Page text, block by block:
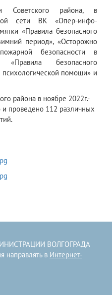
Советского района, в
сети ВК «Опер-инфо-
«Правила безопасного
период», «Осторожно
безопасности в
«Правила безопасного
психологической помощи» и
района в ноябре 2022г.-
и проведено 112 различных
ВОЛГОГРАДА
направлять в Интернет-